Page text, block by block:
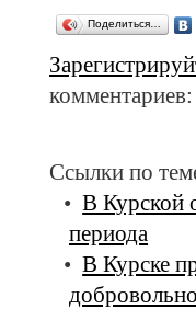
Поделиться…
Ссылки по
В Курской
периода
В Курске